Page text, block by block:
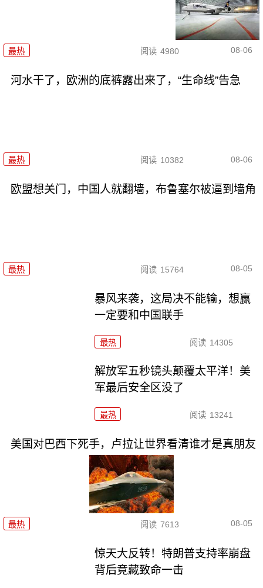
最热 阅读 4980 08-06
河水干了，欧洲的底裤露出来了，“生命线”告急
最热 阅读 10382 08-06
欧盟想关门，中国人就翻墙，布鲁塞尔被逼到墙角
最热 阅读 15764 08-05
暴风来袭，这局决不能输，想赢
一定要和中国联手
最热 阅读 14305
解放军五秒镜头颠覆太平洋！美
军最后安全区没了
最热 阅读 13241
美国对巴西下死手，卢拉让世界看清谁才是真朋友
最热 阅读 7613 08-05
惊天大反转！特朗普支持率崩盘
背后竟藏致命一击